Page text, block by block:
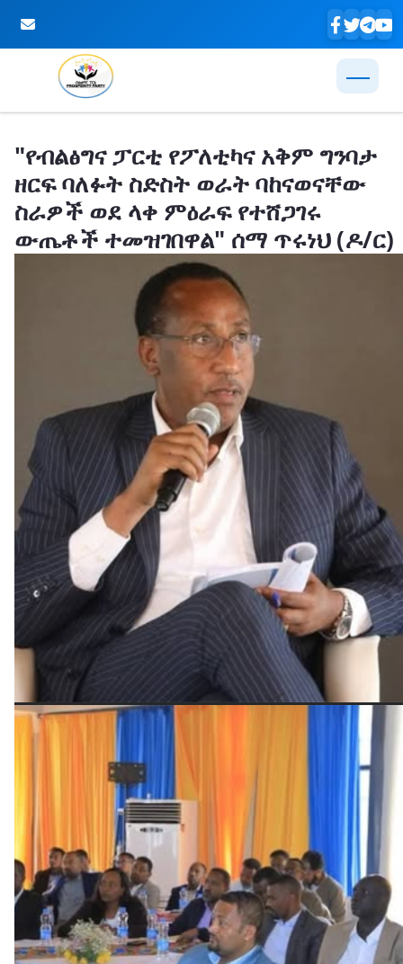
"የብልፅግና ፓርቲ የፖለቲካና አቅም ግንባታ
ዘርፍ ባለፉት ስድስት ወራት ባከናወናቸው
ስራዎች ወደ ላቀ ምዕራፍ የተሸጋገሩ
ውጤቶች ተመዝገበዋል" ሰማ ጥሩነህ (ዶ/ር)